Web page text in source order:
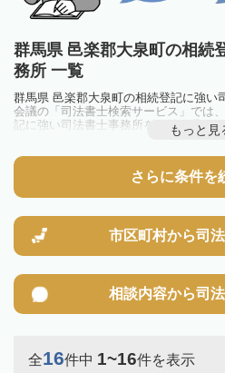
群馬県 邑楽郡大泉町の相続
務所 一覧
群馬県 邑楽郡大泉町の相続登記に強い
会議の「司法書士検索サービス」では
記に強い司法書士事務所を一覧で見る
やお悩みを抱えている方は一度近隣の
不動産を相続した場合、相続を知った
10万円以下の過料が科せられるため、
化前の相続も対象となるため注意しまし
す。その他の相続手続きも任せること
また、義務化に伴い、相続人申告登記
の話し合いがまとまらず登記できない
もっと見
さらに条件を
市区町村から司
相談内容から司
全16件中 1~16件を表示